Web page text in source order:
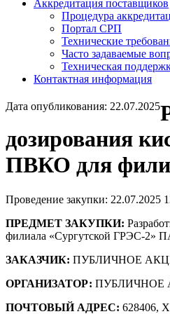
Аккредитация поставщиков
Процедура
Портал СРП
Технические
Часто задаваемые
Техническая
Контактная информация
Дата опубликования: 22.07.2025
дозирования
ПВКО для
Проведение закупки: 22.07.2025
ПРЕДМЕТ ЗАКУПКИ:
филиала «Сургутской ГРЭС-2»
ЗАКАЗЧИК: ПУБЛИЧНОЕ
ОРГАНИЗАТОР: ПУБЛИЧНОЕ
ПОЧТОВЫЙ АДРЕС: 628406,